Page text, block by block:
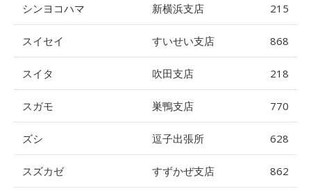
シンヨコハマ 新横浜支店 215
スイセイ すいせい支店 868
スイタ 吹田支店 218
スガモ 巣鴨支店 770
ズシ 逗子出張所 628
スズカゼ すずかぜ支店 862